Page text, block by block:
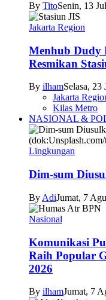
By TitoSenin, 13
Jakarta Region
Menhub Dudy
Resmikan
By ilhamSelasa, 23
Jakarta
Kilas Metro
NASIONAL &
Lingkungan
Dim-sum
By AdiJumat, 7
Nasional
Komunikasi
Raih Popular
2026
By ilhamJumat, 7